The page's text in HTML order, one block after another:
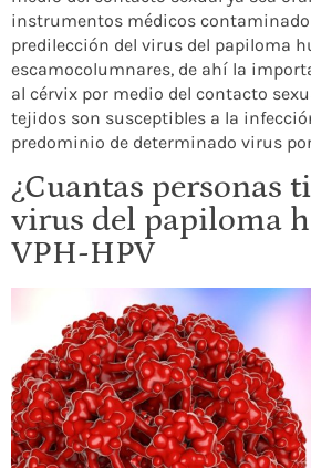
instrumentos médicos
predilección del virus del papiloma
escamocolumnares, de ahí la
al cérvix por medio del contacto
tejidos son susceptibles a la
predominio de determinado virus
¿Cuantas personas
virus del papiloma
VPH-HPV